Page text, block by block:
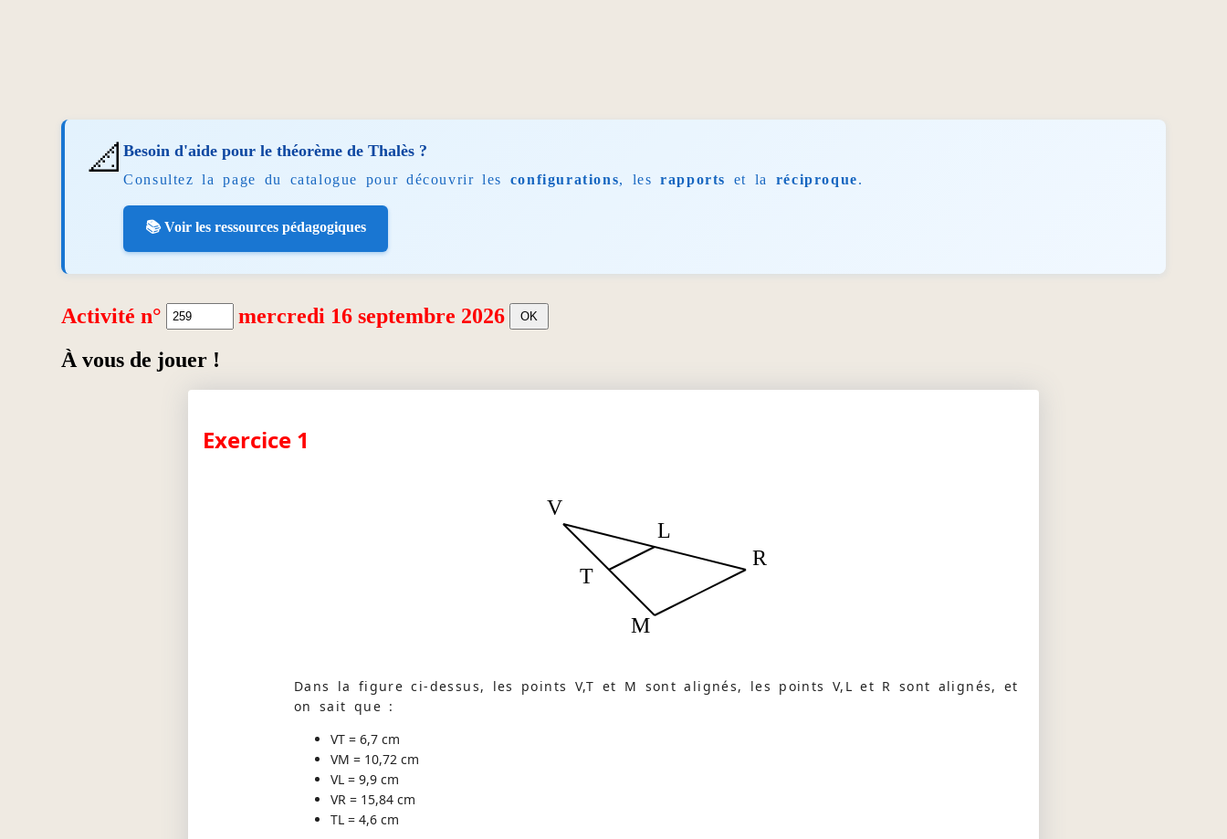
📐Besoin d'aide pour le théorème de Thalès ?
Consultez la page du catalogue pour découvrir les configurations, lesrapports et la réciproque.
📚 Voir les ressources pédagogiques
Activité n°
mercredi 16 septembre 2026
À vous de jouer !
Exercice 1
R
V
M
T
L
Dans la figure ci-dessus, les points V,T et M sont alignés, les points V,L et R sont alignés, et
on sait que :
VT = 6,7 cm
VM = 10,72 cm
VL = 9,9 cm
VR = 15,84 cm
TL = 4,6 cm